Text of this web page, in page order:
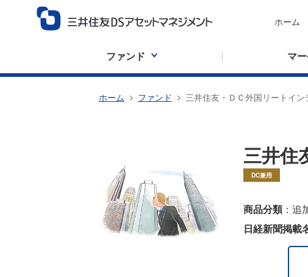
ホーム
ファンド マ
ホーム ファンド 三井住友・ＤＣ外国リートイン
三井住
DC兼用
商品分類：追
日経新聞掲載